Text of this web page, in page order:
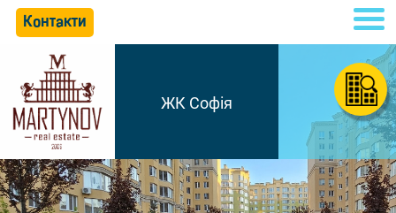
Контакти
ЖК Софія